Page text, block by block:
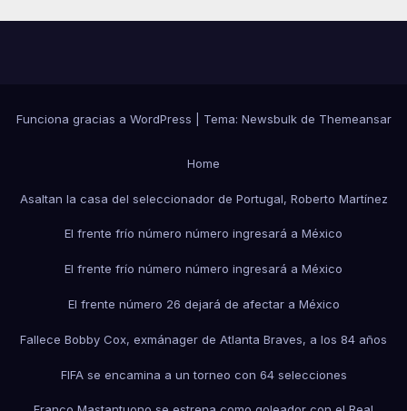
Funciona gracias a WordPress Tema: Newsbulkde Themeansar
Home
Asaltan la casa del seleccionador de Portugal, Roberto Martínez
El frente frío número número ingresará a México
El frente frío número número ingresará a México
El frente número 26 dejará de afectar a México
Fallece Bobby Cox, exmánager de Atlanta Braves, a los 84 años
FIFA se encamina a un torneo con 64 selecciones